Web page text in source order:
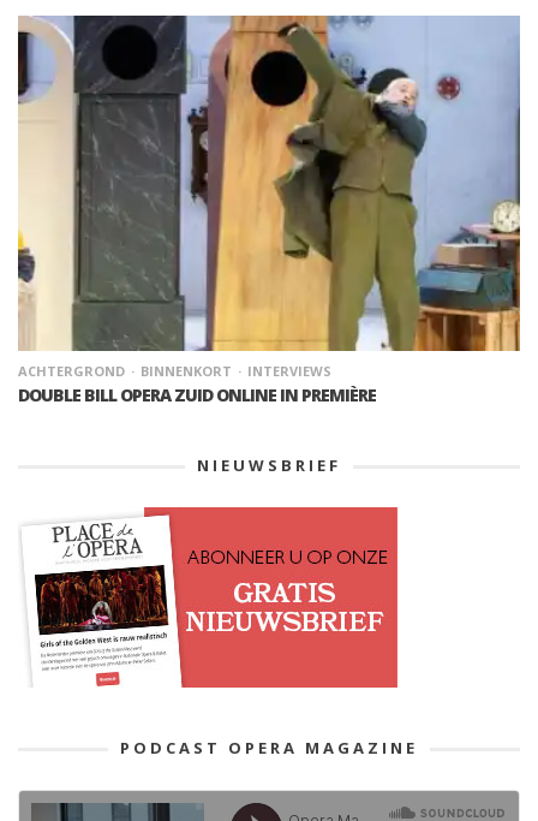
ACHTERGROND BINNENKORT INTERVIEWS
DOUBLE BILL OPERA ZUID ONLINE IN PREMIÈRE
NIEUWSBRIEF
PODCAST OPERA MAGAZINE